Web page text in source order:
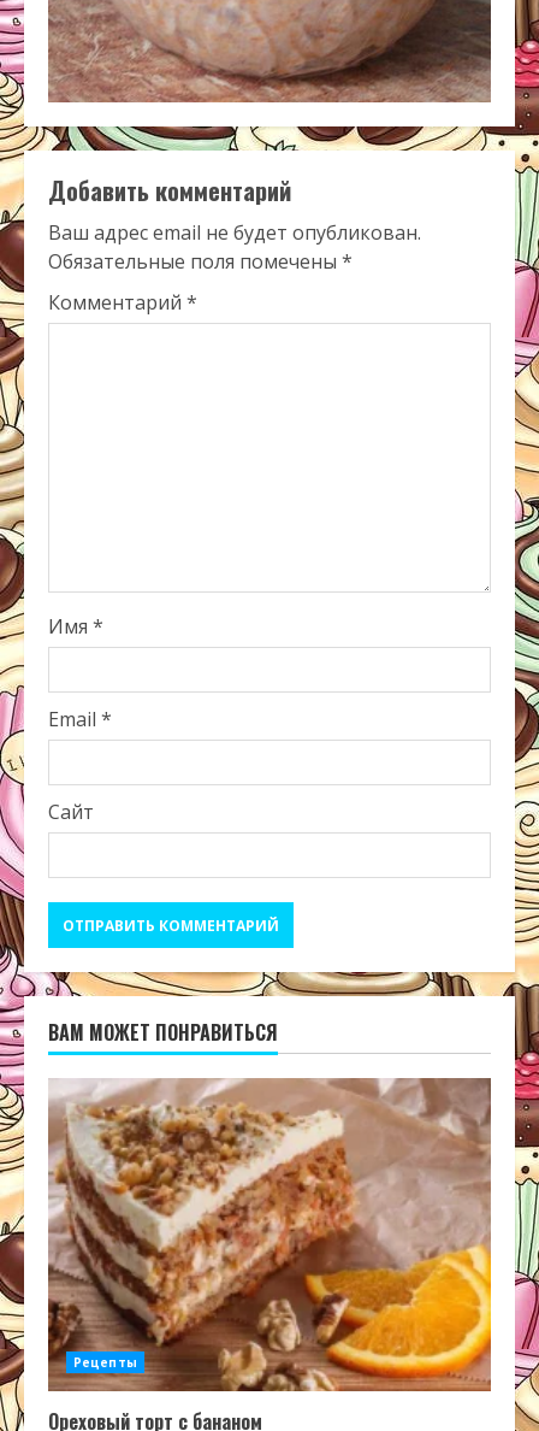
Добавить комментарий
Ваш адрес email не будет опубликован.
Обязательные поля помечены *
Комментарий *
Имя *
Email *
Сайт
ВАМ МОЖЕТ ПОНРАВИТЬСЯ
Рецепты
Ореховый торт с бананом